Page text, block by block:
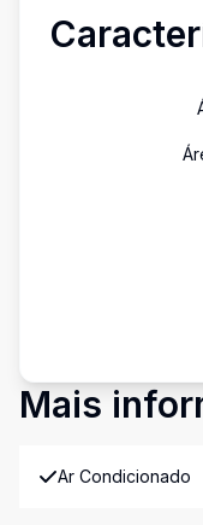
Mais
Ar Condicionado